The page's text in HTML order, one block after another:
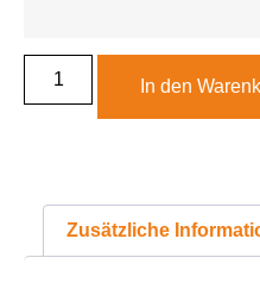
In den
Zusätzliche